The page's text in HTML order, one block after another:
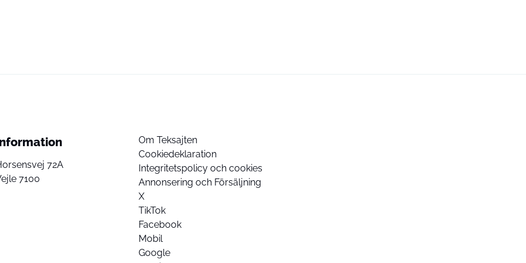
72A
7100
Om Teksajten
Cookiedeklaration
Integritetspolicy och cookies
Annonsering och Försäljning
X
TikTok
Facebook
Mobil
Google